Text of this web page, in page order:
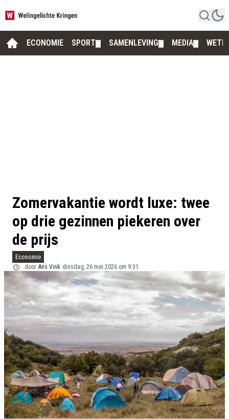
ECONOMIE SPORT SAMENLEVING MEDIA
Zomervakantie wordt luxe: twee
op drie gezinnen piekeren over
de prijs
Economie
door Ans Vink dinsdag, 26 mei 2026 om 9:31